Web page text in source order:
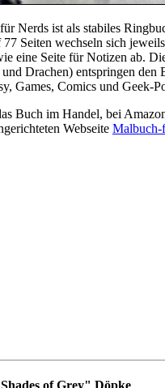
Nerds ist als stabiles
Seiten wechseln sich
eine Seite für Notizen ab.
Drachen) entspringen den
Games, Comics und Geek-
Buch im Handel, bei
Webseite Malbuch-
of Grey" Döpke